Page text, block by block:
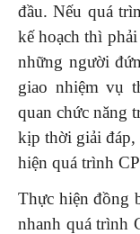
đầu. Nếu quá
kế hoạch thì
những người
giao nhiệm vụ
quan chức năng
kịp thời giải đáp,
hiện quá trình
Thực hiện đồng
nhanh quá trình